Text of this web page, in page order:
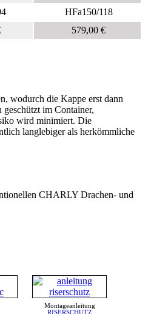
HFa150/118
579,00 €
wodurch die Kappe erst dann
im Container,
wird minimiert. Die
langlebiger als herkömmliche
CHARLY Drachen- und
Montageanleitung
RISERSCHUTZ